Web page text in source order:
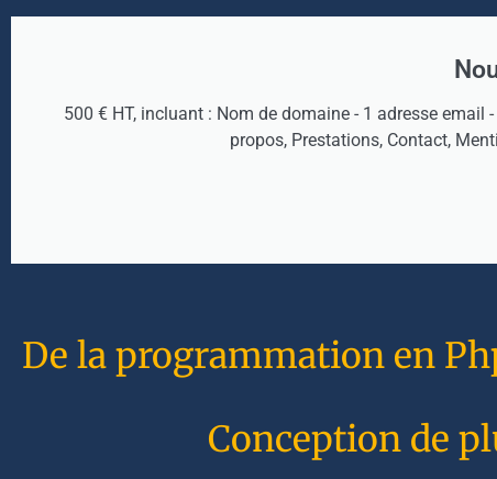
500 € HT, incluant : Nom de domaine - 1 adresse email
propos, Prestations, Contact,
De la programmation en
Conception de